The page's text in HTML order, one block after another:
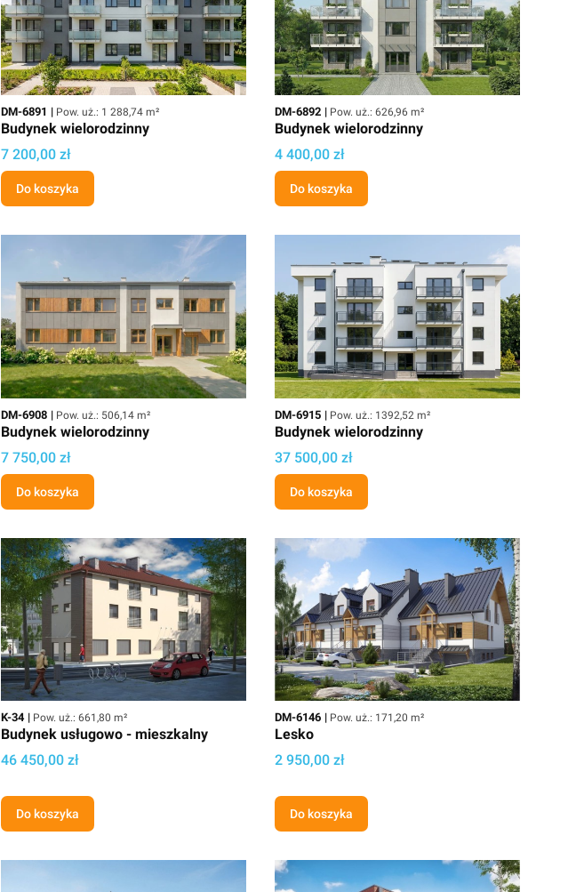
Kod
DM-6891 Powierzchnia użytkowa
Pow. uż.: 1 288,74 m²
Budynek wielorodzinny
Cena projektu
7 200,00 zł
Do koszyka
Kod
DM-6892 Powierzchnia użytkowa
Pow. uż.: 626,96 m²
Budynek wielorodzinny
Cena projektu
4 400,00 zł
Do koszyka
Kod
DM-6908 Powierzchnia użytkowa
Pow. uż.: 506,14 m²
Budynek wielorodzinny
Cena projektu
7 750,00 zł
Do koszyka
Kod
DM-6915 Powierzchnia użytkowa
Pow. uż.: 1392,52 m²
Budynek wielorodzinny
Cena projektu
37 500,00 zł
Do koszyka
Kod
K-34 Powierzchnia użytkowa
Pow. uż.: 661,80 m²
Budynek usługowo - mieszkalny
Cena
46 450,00 zł
Do koszyka
Kod
DM-6146 Powierzchnia użytkowa
Pow. uż.: 171,20 m²
Lesko
Cena
2 950,00 zł
Do koszyka